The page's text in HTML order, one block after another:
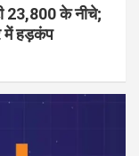
23,800 के नीचे;
में हड़कंप